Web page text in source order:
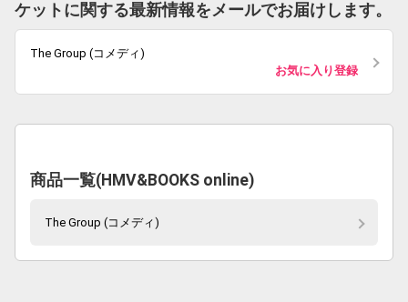
ケットに関する最新情報をメールでお届けします。
The Group (コメディ)
お気に入り登録
商品一覧(HMV&BOOKS online)
The Group (コメディ)